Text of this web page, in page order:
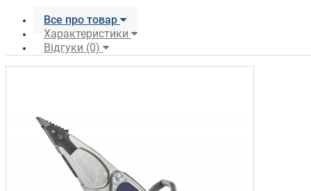
Все про товар
Характеристики
Відгуки (0)